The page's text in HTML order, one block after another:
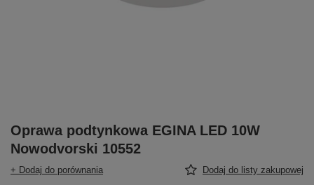
Oprawa podtynkowa EGINA LED 10W
Nowodvorski 10552
+ Dodaj do porównania Dodaj do listy zakupowej